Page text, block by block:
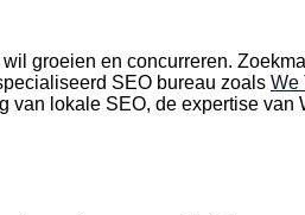
groeien en concurreren.
SEO bureau zoals We
lokale SEO, de expertise van